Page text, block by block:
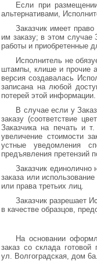
Если при
альтернативами,
Заказчик имеет
им заказу; в этом случае
работы и приобретенные
Исполнитель не
штампы, клише и прочие
версия создавалась
записана на любой
потерей этой информации.
В случае если у
заказу (соответствие
Заказчика на печать и
увеличение стоимости
устные уведомления
предъявления претензий
Заказчик единолично
заказа или
или права третьих лиц.
Заказчик разрешает
в качестве образцов,
На основании
заказ со склада готовой
ул. Волгоградская, дом 6а.